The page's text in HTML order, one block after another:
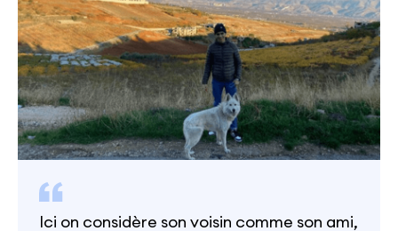
Ici on considère son voisin comme son ami,